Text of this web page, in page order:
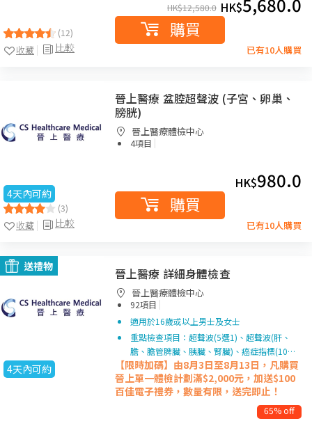
(12)
比較
收藏
HK$12,580.0 HK$
購買
已有10人購買
4天內可約
(3)
比較
收藏
晉上醫療 盆腔超聲波 (子宮、卵巢、
膀胱)
晉上醫療體檢中心
4項目 |
HK$980.0
購買
已有10人購買
送禮物
4天內可約
晉上醫療 詳細身體檢查
晉上醫療體檢中心
92項目 |
適用於16歲或以上男士及女士
重點檢查項目：超聲波(5選1)、超聲波(肝、
膽、膽管脾臟、胰臟、腎臟)、癌症指標(10…
【限時加碼】由8月3日至8月13日，凡購買
晉上單一體檢計劃滿$2,000元，加送$100
百佳電子禮券，數量有限，送完即止！
65% off